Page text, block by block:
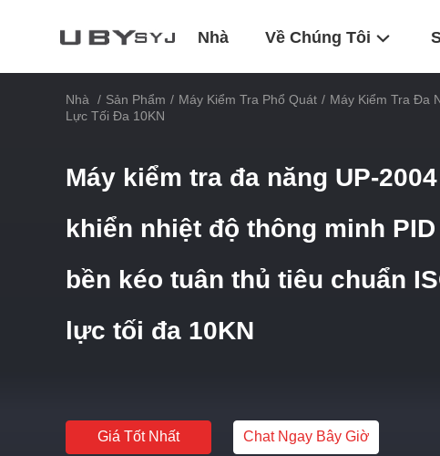
Nhà Về Chúng Tôi
Nhà / Sản Phẩm / Máy Kiểm Tra Phổ Quát / Máy Kiểm Tra Đa
Lực Tối Đa 10KN
Máy kiểm tra đa năng UP-
khiển nhiệt độ thông minh
bền kéo tuân thủ tiêu chuẩn
lực tối đa 10KN
Giá Tốt Nhất Chat Ngay Bây Giờ